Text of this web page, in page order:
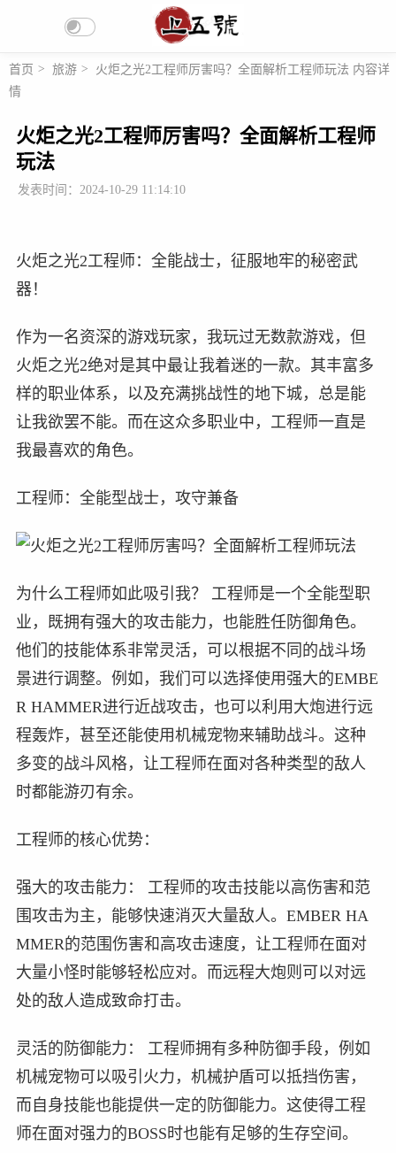
首页 > 旅游 >
火炬之光2工程师厉害吗？全面解析工程师玩法 内容详
情
火炬之光2工程师厉害吗？全面解析工程师
玩法
发表时间：2024-10-29 11:14:10
火炬之光2工程师：全能战士，征服地牢的秘密武
器！
作为一名资深的游戏玩家，我玩过无数款游戏，但
火炬之光2绝对是其中最让我着迷的一款。其丰富多
样的职业体系，以及充满挑战性的地下城，总是能
让我欲罢不能。而在这众多职业中，工程师一直是
我最喜欢的角色。
工程师：全能型战士，攻守兼备
为什么工程师如此吸引我？ 工程师是一个全能型职
业，既拥有强大的攻击能力，也能胜任防御角色。
他们的技能体系非常灵活，可以根据不同的战斗场
景进行调整。例如，我们可以选择使用强大的EMBE
R HAMMER进行近战攻击，也可以利用大炮进行远
程轰炸，甚至还能使用机械宠物来辅助战斗。这种
多变的战斗风格，让工程师在面对各种类型的敌人
时都能游刃有余。
工程师的核心优势：
强大的攻击能力： 工程师的攻击技能以高伤害和范
围攻击为主，能够快速消灭大量敌人。EMBER HA
MMER的范围伤害和高攻击速度，让工程师在面对
大量小怪时能够轻松应对。而远程大炮则可以对远
处的敌人造成致命打击。
灵活的防御能力： 工程师拥有多种防御手段，例如
机械宠物可以吸引火力，机械护盾可以抵挡伤害，
而自身技能也能提供一定的防御能力。这使得工程
师在面对强力的BOSS时也能有足够的生存空间。